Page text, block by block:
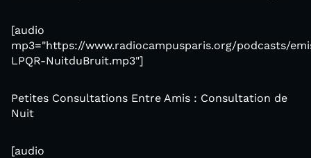
[audio
mp3="https://www.radiocampusparis.org/podcasts/
LPQR-NuitduBruit.mp3"]
Petites Consultations Entre Amis : Consultation de
Nuit
[audio